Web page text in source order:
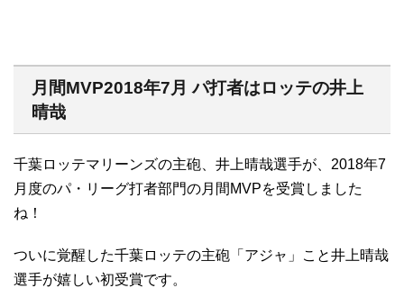
月間MVP2018年7月 パ打者はロッテの井上
晴哉
千葉ロッテマリーンズの主砲、井上晴哉選手が、2018年7
月度のパ・リーグ打者部門の月間MVPを受賞しました
ね！
ついに覚醒した千葉ロッテの主砲「アジャ」こと井上晴哉
選手が嬉しい初受賞です。